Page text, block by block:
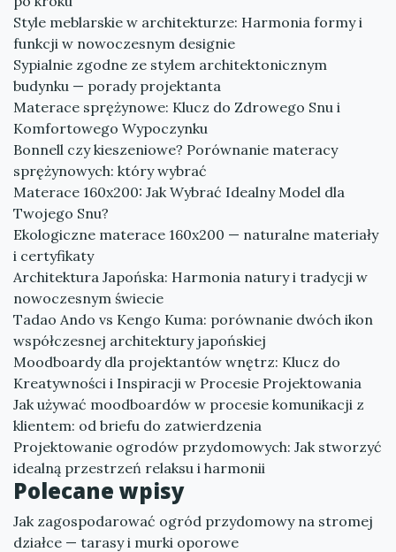
Style meblarskie w architekturze: Harmonia formy i
funkcji w nowoczesnym designie
Sypialnie zgodne ze stylem architektonicznym
budynku — porady projektanta
Materace sprężynowe: Klucz do Zdrowego Snu i
Komfortowego Wypoczynku
Bonnell czy kieszeniowe? Porównanie materacy
sprężynowych: który wybrać
Materace 160x200: Jak Wybrać Idealny Model dla
Twojego Snu?
Ekologiczne materace 160x200 — naturalne materiały
i certyfikaty
Architektura Japońska: Harmonia natury i tradycji w
nowoczesnym świecie
Tadao Ando vs Kengo Kuma: porównanie dwóch ikon
współczesnej architektury japońskiej
Moodboardy dla projektantów wnętrz: Klucz do
Kreatywności i Inspiracji w Procesie Projektowania
Jak używać moodboardów w procesie komunikacji z
klientem: od briefu do zatwierdzenia
Projektowanie ogrodów przydomowych: Jak stworzyć
idealną przestrzeń relaksu i harmonii
Polecane wpisy
Jak zagospodarować ogród przydomowy na stromej
działce — tarasy i murki oporowe